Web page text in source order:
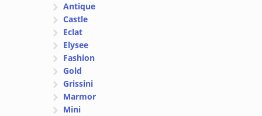
Antique
Castle
Eclat
Elysee
Fashion
Gold
Grissini
Marmor
Mini